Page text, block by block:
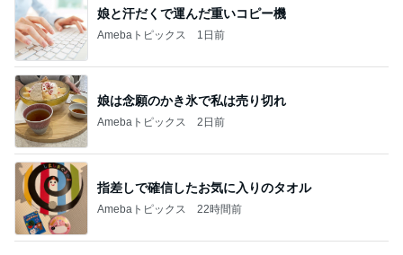
娘と汗だくで運んだ重いコピー機
Amebaトピックス 1日前
娘は念願のかき氷で私は売り切れ
Amebaトピックス 2日前
指差しで確信したお気に入りのタオル
Amebaトピックス 22時間前